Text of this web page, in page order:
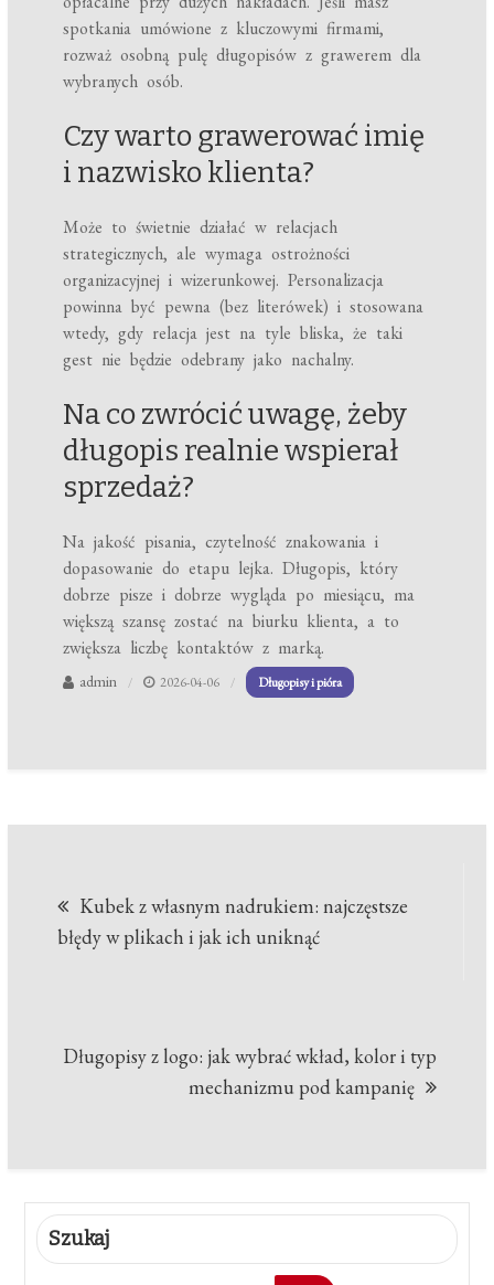
spotkania umówione z kluczowymi firmami,
rozważ osobną pulę długopisów z grawerem dla
wybranych osób.
Czy warto grawerować imię
i nazwisko klienta?
Może to świetnie działać w relacjach
strategicznych, ale wymaga ostrożności
organizacyjnej i wizerunkowej. Personalizacja
powinna być pewna (bez literówek) i stosowana
wtedy, gdy relacja jest na tyle bliska, że taki
gest nie będzie odebrany jako nachalny.
Na co zwrócić uwagę, żeby
długopis realnie wspierał
sprzedaż?
Na jakość pisania, czytelność znakowania i
dopasowanie do etapu lejka. Długopis, który
dobrze pisze i dobrze wygląda po miesiącu, ma
większą szansę zostać na biurku klienta, a to
zwiększa liczbę kontaktów z marką.
admin 2026-04-06 Długopisy i pióra
wpisu
Kubek z własnym nadrukiem: najczęstsze
błędy w plikach i jak ich uniknąć
Długopisy z logo: jak wybrać wkład, kolor i typ
mechanizmu pod kampanię
Szukaj